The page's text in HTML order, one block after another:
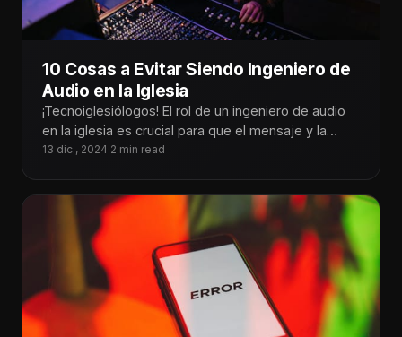
10 Cosas a Evitar Siendo Ingeniero de
Audio en la Iglesia
¡Tecnoiglesiólogos! El rol de un ingeniero de audio
en la iglesia es crucial para que el mensaje y la
adoración
13 dic., 2024·2 min read